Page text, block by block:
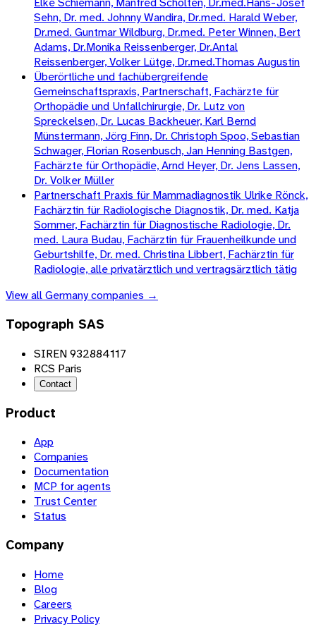
Sehn, Dr. med. Johnny Wandira, Dr.med. Harald Weber,
Dr.med. Guntmar Wildburg, Dr.med. Peter Winnen, Bert
Adams, Dr.Monika Reissenberger, Dr.Antal
Reissenberger, Volker Lütge, Dr.med.Thomas Augustin
Überörtliche und fachübergreifende
Gemeinschaftspraxis, Partnerschaft, Fachärzte für
Orthopädie und Unfallchirurgie, Dr. Lutz von
Spreckelsen, Dr. Lucas Backheuer, Karl Bernd
Münstermann, Jörg Finn, Dr. Christoph Spoo, Sebastian
Schwager, Florian Rosenbusch, Jan Henning Bastgen,
Fachärzte für Orthopädie, Arnd Heyer, Dr. Jens Lassen,
Dr. Volker Müller
Partnerschaft Praxis für Mammadiagnostik Ulrike Rönck,
Fachärztin für Radiologische Diagnostik, Dr. med. Katja
Sommer, Fachärztin für Diagnostische Radiologie, Dr.
med. Laura Budau, Fachärztin für Frauenheilkunde und
Geburtshilfe, Dr. med. Christina Libbert, Fachärztin für
Radiologie, alle privatärztlich und vertragsärztlich tätig
View allGermanycompanies →
Topograph SAS
SIREN 932884117
RCS Paris
Contact
Product
App
Companies
Documentation
MCP for agents
Trust Center
Status
Company
Home
Blog
Careers
Privacy Policy